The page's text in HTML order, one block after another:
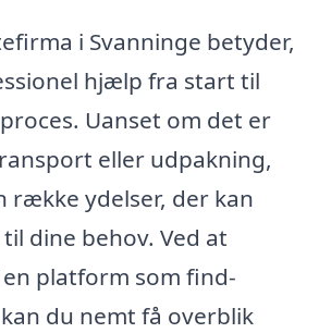
i Svanninge betyder,
hjælp fra start til
Uanset om det er
eller udpakning,
række ydelser, der kan
dine behov. Ved at
platform som find-
du nemt få overblik